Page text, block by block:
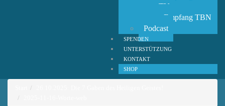
TV
Empfang TBN
Podcast
SPENDEN
UNTERSTÜTZUNG
KONTAKT
SHOP